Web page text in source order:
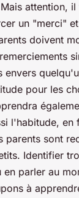
attention,
un "merci"
doivent
envers
pour les
l'habitude, en
parents sont
Identifier
en parler au
à